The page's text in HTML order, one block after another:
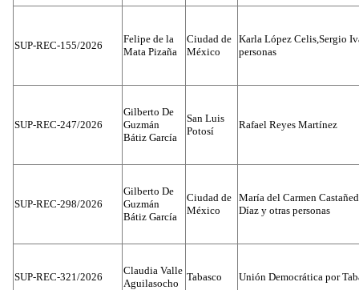
SUP-REC-155/2026
Felipe de la
Mata Pizaña
Ciudad de
México
Karla López Celis,Sergio
personas
SUP-REC-247/2026
Gilberto De
Guzmán
Bátiz García
San Luis
Potosí
Rafael Reyes Martínez
SUP-REC-298/2026
Gilberto De
Guzmán
Bátiz García
Ciudad de
México
María del Carmen
Díaz y otras personas
SUP-REC-321/2026
Claudia Valle
Aguilasocho
Tabasco Unión Democrática por